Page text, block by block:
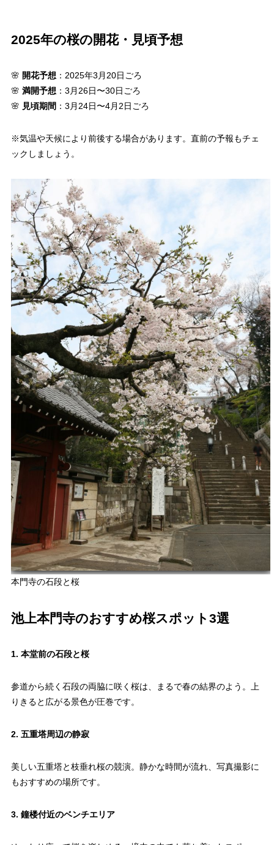
2025年の桜の開花・見頃予想
🌸 開花予想 ：2025年3月20日ごろ
🌸 満開予想 ：3月26日〜30日ごろ
🌸 見頃期間：3月24日〜4月2日ごろ
※気温や天候により前後する場合があります。直前の予報もチェ
ックしましょう。
本門寺の石段と桜
池上本門寺のおすすめ桜スポット3選
1. 本堂前の石段と桜
参道から続く石段の両脇に咲く桜は、まるで春の結界のよう。上
りきると広がる景色が圧巻です。
2. 五重塔周辺の静寂
美しい五重塔と枝垂れ桜の競演。静かな時間が流れ、写真撮影に
もおすすめの場所です。
3. 鐘楼付近のベンチエリア